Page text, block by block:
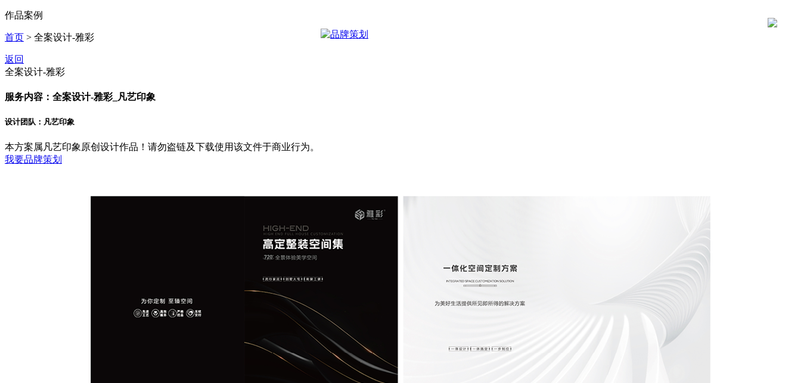
作品案例
首页 > 全案设计-雅彩
返回
全案设计-雅彩
服务内容：全案设计-雅彩_凡艺印象
设计团队：凡艺印象
本方案属凡艺印象原创设计作品！请勿盗链及下载使用该文件于商业行为。
我要品牌策划